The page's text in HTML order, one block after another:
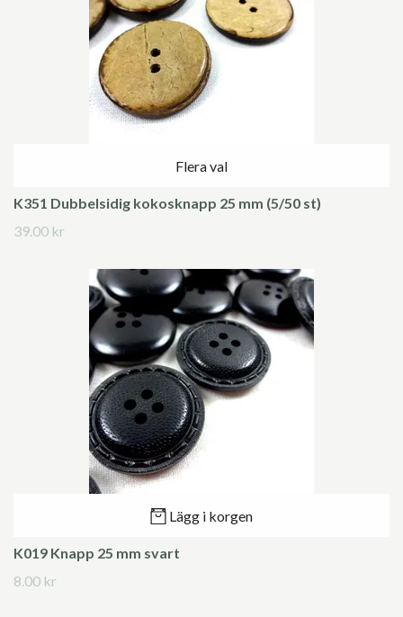
Flera val
K351 Dubbelsidig kokosknapp 25 mm (5/50 st)
39.00 kr
Lägg i korgen
K019 Knapp 25 mm svart
8.00 kr